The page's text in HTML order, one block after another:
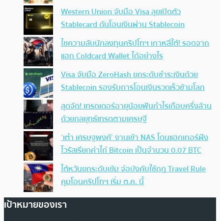
Western Union จับมือ Visa ลุยเปิดตัว
Stablecard ดันโอนเงินผ่าน Stablecoin
ไขความลับนักลงทุนคริปโทฯ เกาหลีใต้! รอดจาก
แฮก Coldcard Wallet ได้อย่างไร
Visa จับมือ ZeroHash ยกระดับชำระเงินด้วย
Stablecoin รองรับการโอนเงินรวดเร็วข้ามโลก
สุดจัด! เทรดเดอร์อายุน้อยฟันกำไรเกือบครึ่งล้าน
ด้วยกลยุทธ์เทรดตามเศรษฐี
‘เต๋า เศรษฐพงศ์’ งานเข้า NAS โดนแฮกเกอร์ฝัง
ไวรัสเรียกค่าไถ่ Bitcoin เป็นจำนวน 0.07 BTC
ไต้หวันยกระดับเข้ม จ่อบังคับใช้กฏ Travel Rule
คุมโอนคริปโทฯ เริ่ม ต.ค. นี้
เป้าหมายของเรา